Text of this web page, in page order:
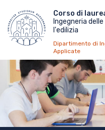
contenuto
principale
Menu
top
Corso di
Ingegneria
l'edilizia
Dipartimento di
Applicate